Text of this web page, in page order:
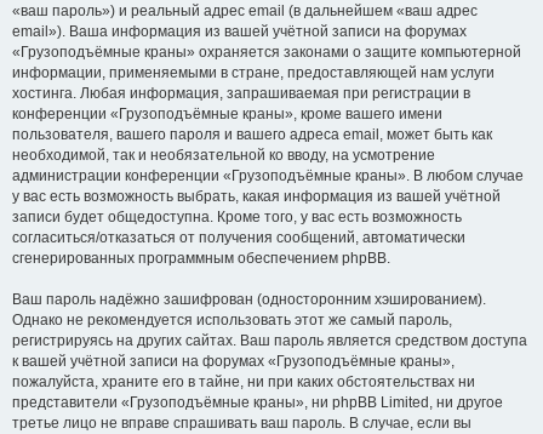
«ваш пароль») и реальный адрес email (в дальнейшем «ваш адрес
email»). Ваша информация из вашей учётной записи на форумах
«Грузоподъёмные краны» охраняется законами о защите компьютерной
информации, применяемыми в стране, предоставляющей нам услуги
хостинга. Любая информация, запрашиваемая при регистрации в
конференции «Грузоподъёмные краны», кроме вашего имени
пользователя, вашего пароля и вашего адреса email, может быть как
необходимой, так и необязательной ко вводу, на усмотрение
администрации конференции «Грузоподъёмные краны». В любом случае
у вас есть возможность выбрать, какая информация из вашей учётной
записи будет общедоступна. Кроме того, у вас есть возможность
согласиться/отказаться от получения сообщений, автоматически
сгенерированных программным обеспечением phpBB.
Ваш пароль надёжно зашифрован (односторонним хэшированием).
Однако не рекомендуется использовать этот же самый пароль,
регистрируясь на других сайтах. Ваш пароль является средством доступа
к вашей учётной записи на форумах «Грузоподъёмные краны»,
пожалуйста, храните его в тайне, ни при каких обстоятельствах ни
представители «Грузоподъёмные краны», ни phpBB Limited, ни другое
третье лицо не вправе спрашивать ваш пароль. В случае, если вы